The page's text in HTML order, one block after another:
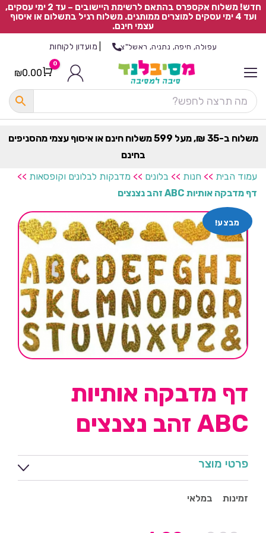
חדש! משלוח אקספרס בהתאם לרשימת היישובים – עד 2 ימי עסקים,
ועד 4 ימי עסקים למוצרים ממותגים. משלוח רגיל בתשלום או איסוף
עצמי חינם.
עפולה, חיפה, נתניה, ראשל"צ מועדון לקוחות
Cart
0
₪0.00
משלוח ב-35 ₪, מעל 599 משלוח חינם או איסוף עצמי מהסניפים
בחינם
עמוד הבית >> חנות >> בלונים >> מדבקות לבלונים וקופסאות >>
דף מדבקה אותיות ABC זהב נצנצים
מבצע!
דף מדבקה אותיות
ABC זהב נצנצים
פרטי מוצר
זמינות במלאי